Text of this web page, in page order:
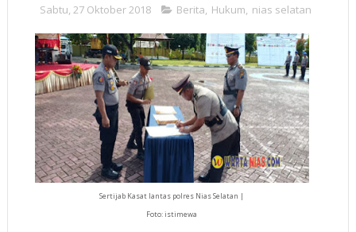
Sabtu, 27 Oktober 2018 Berita, Hukum, nias selatan
Sertijab Kasat lantas polres Nias Selatan |
Foto: istimewa